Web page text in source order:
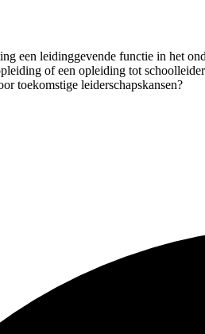
leidinggevende functie in het
of een opleiding tot
toekomstige leiderschapskansen?